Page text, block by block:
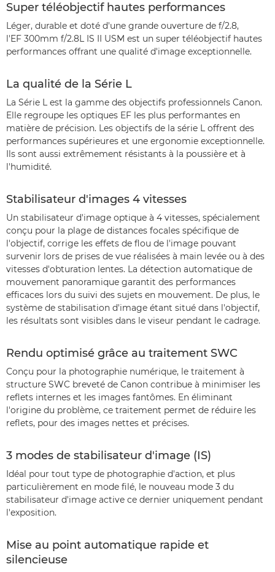
Super téléobjectif hautes performances
Léger, durable et doté d'une grande ouverture de f/2.8,
l'EF 300mm f/2.8L IS II USM est un super téléobjectif hautes
performances offrant une qualité d'image exceptionnelle.
La qualité de la Série L
La Série L est la gamme des objectifs professionnels Canon.
Elle regroupe les optiques EF les plus performantes en
matière de précision. Les objectifs de la série L offrent des
performances supérieures et une ergonomie exceptionnelle.
Ils sont aussi extrêmement résistants à la poussière et à
l'humidité.
Stabilisateur d'images 4 vitesses
Un stabilisateur d'image optique à 4 vitesses, spécialement
conçu pour la plage de distances focales spécifique de
l'objectif, corrige les effets de flou de l'image pouvant
survenir lors de prises de vue réalisées à main levée ou à des
vitesses d'obturation lentes. La détection automatique de
mouvement panoramique garantit des performances
efficaces lors du suivi des sujets en mouvement. De plus, le
système de stabilisation d'image étant situé dans l'objectif,
les résultats sont visibles dans le viseur pendant le cadrage.
Rendu optimisé grâce au traitement SWC
Conçu pour la photographie numérique, le traitement à
structure SWC breveté de Canon contribue à minimiser les
reflets internes et les images fantômes. En éliminant
l'origine du problème, ce traitement permet de réduire les
reflets, pour des images nettes et précises.
3 modes de stabilisateur d'image (IS)
Idéal pour tout type de photographie d'action, et plus
particulièrement en mode filé, le nouveau mode 3 du
stabilisateur d'image active ce dernier uniquement pendant
l'exposition.
Mise au point automatique rapide et
silencieuse